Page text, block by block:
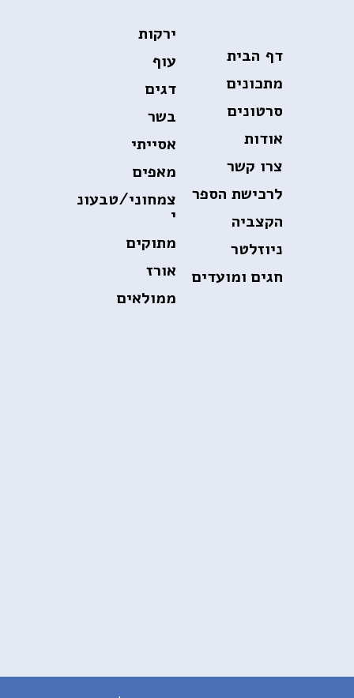
דף הבית
מתכונים
סרטונים
אודות
צרו קשר
לרכישת הספר
הקצביה
ניוזלטר
חגים ומועדים
ירקות
עוף
דגים
בשר
אסייתי
מאפים
צמחוני/טבעונ
י
מתוקים
אורז
ממולאים